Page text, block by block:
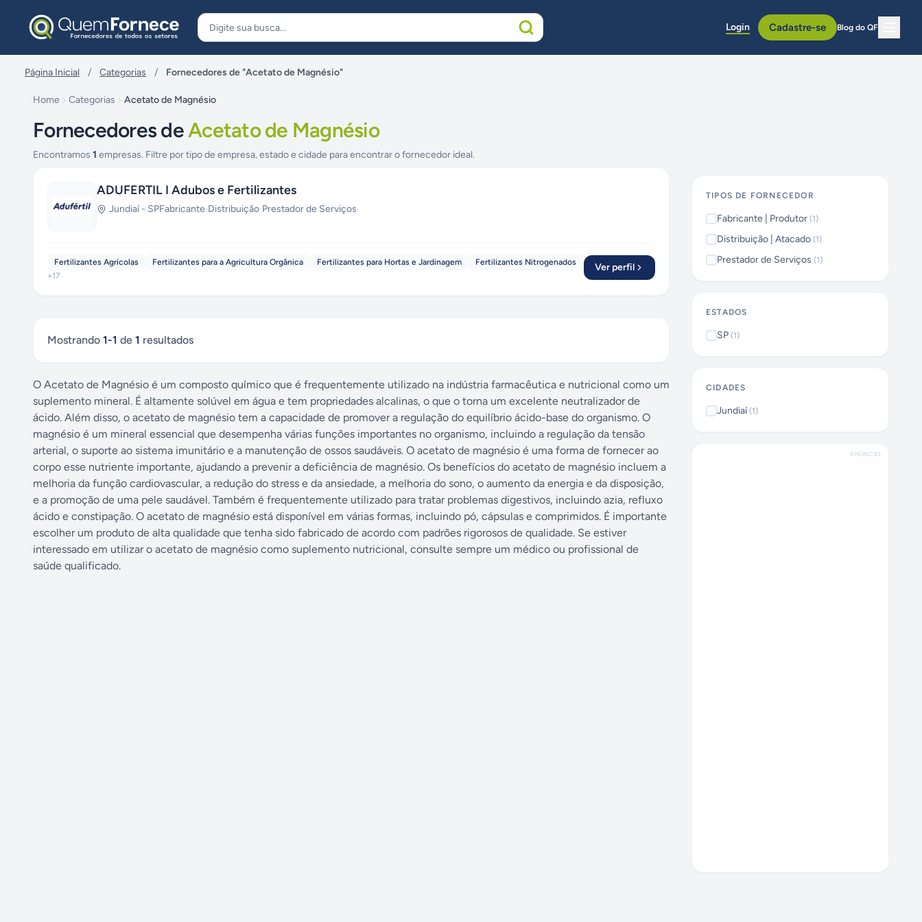
Login Cadastre-se Blog do QF
Página Inicial / Categorias / Fornecedores de "Acetato de Magnésio"
Home Categorias Acetato de Magnésio
Fornecedores deAcetato de Magnésio
Encontramos 1 empresas. Filtre por tipo de empresa, estado e cidade para encontrar o fornecedor ideal.
ADUFERTIL I Adubos e Fertilizantes
Jundiaí- SPFabricante·Distribuição·Prestador de Serviços
Fertilizantes Agrícolas Fertilizantes para a Agricultura Orgânica Fertilizantes para Hortas e Jardinagem
Fertilizantes Nitrogenados
+17
Ver perfil
Mostrando 1-1 de 1 resultados
O Acetato de Magnésio é um composto químico que é frequentemente utilizado na indústria farmacêutica e nutricional como um
suplemento mineral. É altamente solúvel em água e tem propriedades alcalinas, o que o torna um excelente neutralizador de
ácido. Além disso, o acetato de magnésio tem a capacidade de promover a regulação do equilíbrio ácido-base do organismo. O
magnésio é um mineral essencial que desempenha várias funções importantes no organismo, incluindo a regulação da tensão
arterial, o suporte ao sistema imunitário e a manutenção de ossos saudáveis. O acetato de magnésio é uma forma de fornecer ao
corpo esse nutriente importante, ajudando a prevenir a deficiência de magnésio. Os benefícios do acetato de magnésio incluem a
melhoria da função cardiovascular, a redução do stress e da ansiedade, a melhoria do sono, o aumento da energia e da disposição,
e a promoção de uma pele saudável. Também é frequentemente utilizado para tratar problemas digestivos, incluindo azia, refluxo
ácido e constipação. O acetato de magnésio está disponível em várias formas, incluindo pó, cápsulas e comprimidos. É importante
escolher um produto de alta qualidade que tenha sido fabricado de acordo com padrões rigorosos de qualidade. Se estiver
interessado em utilizar o acetato de magnésio como suplemento nutricional, consulte sempre um médico ou profissional de
saúde qualificado.
TIPOS DE FORNECEDOR
Fabricante | Produtor (1)
Distribuição | Atacado (1)
Prestador de Serviços (1)
ESTADOS
SP (1)
CIDADES
Jundiaí (1)
ANÚNCIO